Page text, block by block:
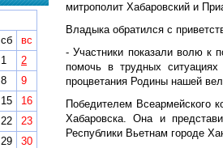
митрополит Хабаровский и
Владыка обратился с
- Участники показали волю к
помочь в трудных
процветания Родины нашей
Победителем Всеармейского
Хабаровска. Она и
Республики Вьетнам городе
сб
вс
1
2
8
9
15
16
22
23
29
30